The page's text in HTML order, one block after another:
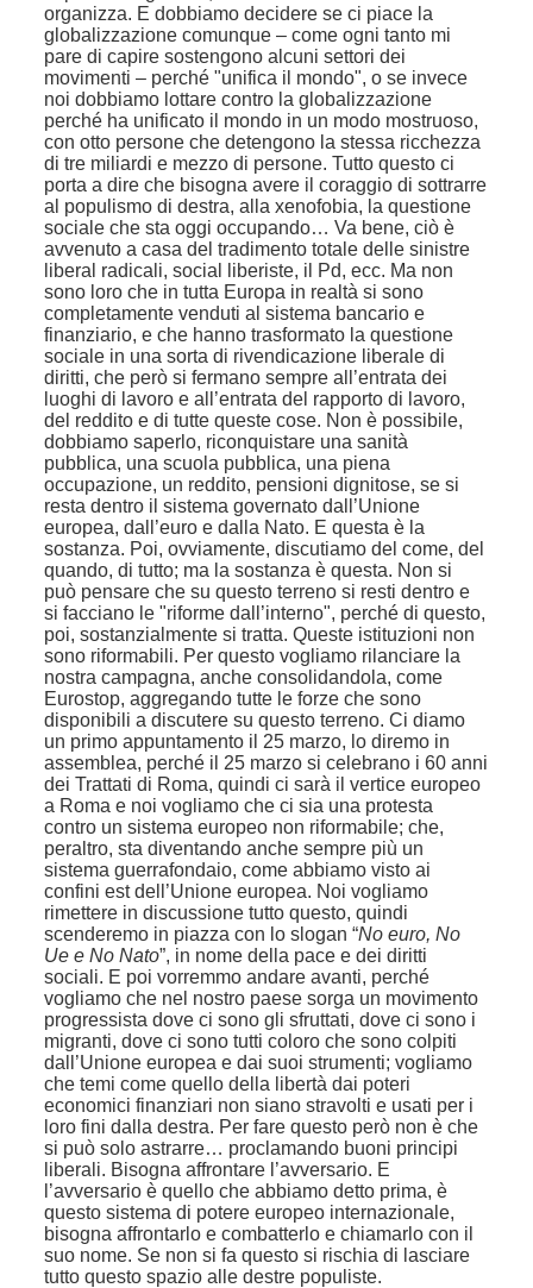
organizza. E dobbiamo decidere se ci piace la
globalizzazione comunque – come ogni tanto mi
pare di capire sostengono alcuni settori dei
movimenti – perché "unifica il mondo", o se invece
noi dobbiamo lottare contro la globalizzazione
perché ha unificato il mondo in un modo mostruoso,
con otto persone che detengono la stessa ricchezza
di tre miliardi e mezzo di persone. Tutto questo ci
porta a dire che bisogna avere il coraggio di sottrarre
al populismo di destra, alla xenofobia, la questione
sociale che sta oggi occupando… Va bene, ciò è
avvenuto a casa del tradimento totale delle sinistre
liberal radicali, social liberiste, il Pd, ecc. Ma non
sono loro che in tutta Europa in realtà si sono
completamente venduti al sistema bancario e
finanziario, e che hanno trasformato la questione
sociale in una sorta di rivendicazione liberale di
diritti, che però si fermano sempre all’entrata dei
luoghi di lavoro e all’entrata del rapporto di lavoro,
del reddito e di tutte queste cose. Non è possibile,
dobbiamo saperlo, riconquistare una sanità
pubblica, una scuola pubblica, una piena
occupazione, un reddito, pensioni dignitose, se si
resta dentro il sistema governato dall’Unione
europea, dall’euro e dalla Nato. E questa è la
sostanza. Poi, ovviamente, discutiamo del come, del
quando, di tutto; ma la sostanza è questa. Non si
può pensare che su questo terreno si resti dentro e
si facciano le "riforme dall’interno", perché di questo,
poi, sostanzialmente si tratta. Queste istituzioni non
sono riformabili. Per questo vogliamo rilanciare la
nostra campagna, anche consolidandola, come
Eurostop, aggregando tutte le forze che sono
disponibili a discutere su questo terreno. Ci diamo
un primo appuntamento il 25 marzo, lo diremo in
assemblea, perché il 25 marzo si celebrano i 60 anni
dei Trattati di Roma, quindi ci sarà il vertice europeo
a Roma e noi vogliamo che ci sia una protesta
contro un sistema europeo non riformabile; che,
peraltro, sta diventando anche sempre più un
sistema guerrafondaio, come abbiamo visto ai
confini est dell’Unione europea. Noi vogliamo
rimettere in discussione tutto questo, quindi
scenderemo in piazza con lo slogan “No euro, No
Ue e No Nato”, in nome della pace e dei diritti
sociali. E poi vorremmo andare avanti, perché
vogliamo che nel nostro paese sorga un movimento
progressista dove ci sono gli sfruttati, dove ci sono i
migranti, dove ci sono tutti coloro che sono colpiti
dall’Unione europea e dai suoi strumenti; vogliamo
che temi come quello della libertà dai poteri
economici finanziari non siano stravolti e usati per i
loro fini dalla destra. Per fare questo però non è che
si può solo astrarre… proclamando buoni principi
liberali. Bisogna affrontare l’avversario. E
l’avversario è quello che abbiamo detto prima, è
questo sistema di potere europeo internazionale,
bisogna affrontarlo e combatterlo e chiamarlo con il
suo nome. Se non si fa questo si rischia di lasciare
tutto questo spazio alle destre populiste.